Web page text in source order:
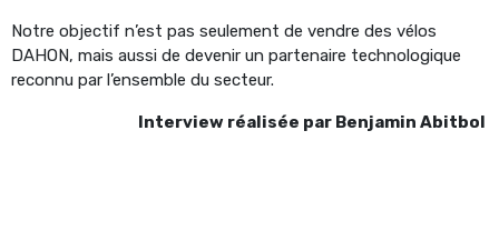
Notre objectif n’est pas seulement de vendre des vélos
DAHON, mais aussi de devenir un partenaire technologique
reconnu par l’ensemble du secteur.
Interview réalisée par Benjamin Abitbol